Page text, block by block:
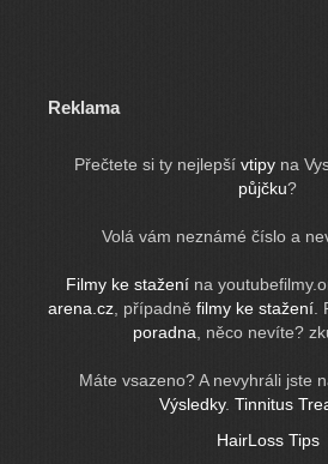
Reklama
Přečtete si ty nejlepší vtipy na
půjčku?
Volá vám neznámé číslo a
Filmy ke stažení na
arena.cz , případně filmy ke stažení
poradna , něco nevíte?
Máte vsazeno? A nevyhráli jste
Výsledky.Tinnitus
HairLoss Tips